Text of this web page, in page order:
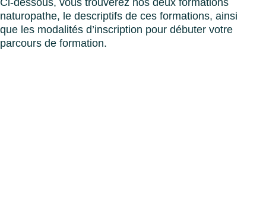
Ci-dessous, vous trouverez nos deux formations
naturopathe, le descriptifs de ces formations, ainsi
que les modalités d’inscription pour débuter votre
parcours de formation.